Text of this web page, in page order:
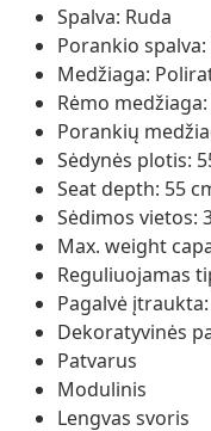
Spalva: Ruda
Porankio spalva:
Medžiaga:
Rėmo
Porankių
Sėdynės plotis:
Seat depth: 55
Sėdimos vietos:
Max. weight
Reguliuojamas
Pagalvė įtraukta:
Dekoratyvinės
Patvarus
Modulinis
Lengvas svoris